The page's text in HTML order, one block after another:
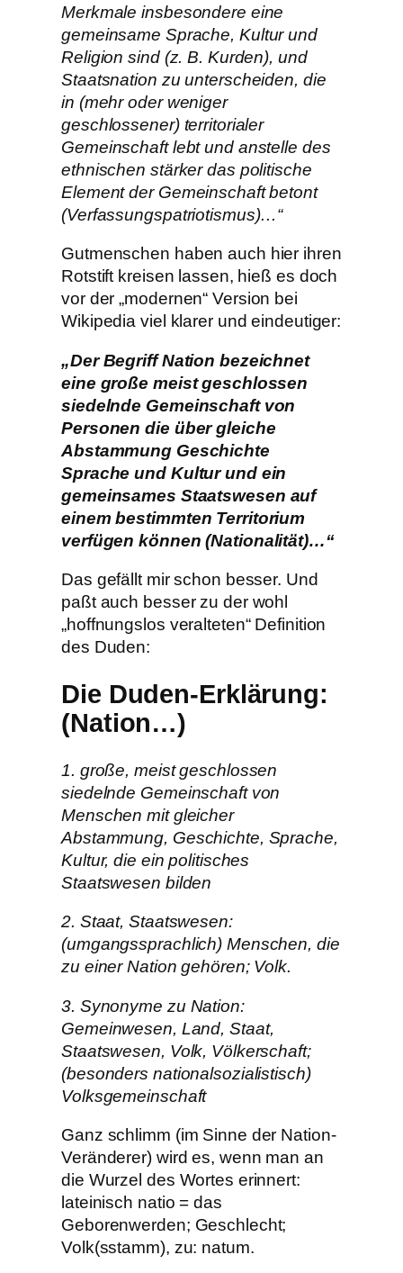
Merkmale insbesondere eine
gemeinsame Sprache, Kultur und
Religion sind (z. B. Kurden), und
Staatsnation zu unterscheiden, die
in (mehr oder weniger
geschlossener) territorialer
Gemeinschaft lebt und anstelle des
ethnischen stärker das politische
Element der Gemeinschaft betont
(Verfassungspatriotismus)…“
Gutmenschen haben auch hier ihren
Rotstift kreisen lassen, hieß es doch
vor der „modernen“ Version bei
Wikipedia viel klarer und eindeutiger:
„Der Begriff Nation bezeichnet
eine große meist geschlossen
siedelnde Gemeinschaft von
Personen die über gleiche
Abstammung Geschichte
Sprache und Kultur und ein
gemeinsames Staatswesen auf
einem bestimmten Territorium
verfügen können (Nationalität)…“
Das gefällt mir schon besser. Und
paßt auch besser zu der wohl
„hoffnungslos veralteten“ Definition
des Duden:
Die Duden-Erklärung:
(Nation…)
1. große, meist geschlossen
siedelnde Gemeinschaft von
Menschen mit gleicher
Abstammung, Geschichte, Sprache,
Kultur, die ein politisches
Staatswesen bilden
2. Staat, Staatswesen:
(umgangssprachlich) Menschen, die
zu einer Nation gehören; Volk.
3. Synonyme zu Nation:
Gemeinwesen, Land, Staat,
Staatswesen, Volk, Völkerschaft;
(besonders nationalsozialistisch)
Volksgemeinschaft
Ganz schlimm (im Sinne der Nation-
Veränderer) wird es, wenn man an
die Wurzel des Wortes erinnert:
lateinisch natio = das
Geborenwerden; Geschlecht;
Volk(sstamm), zu: natum.